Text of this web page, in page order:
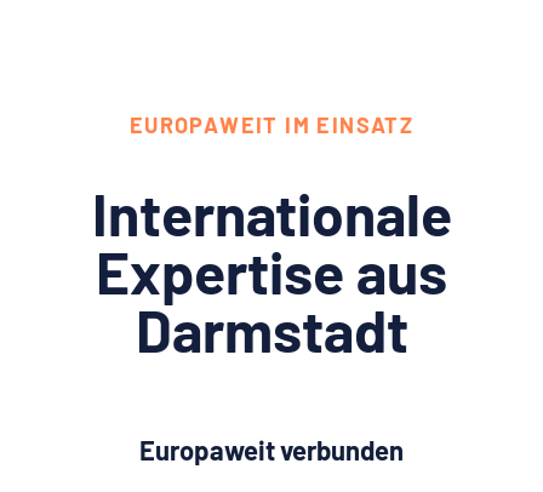
EUROPAWEIT IM EINSATZ
Internationale
Expertise aus
Darmstadt
Europaweit verbunden